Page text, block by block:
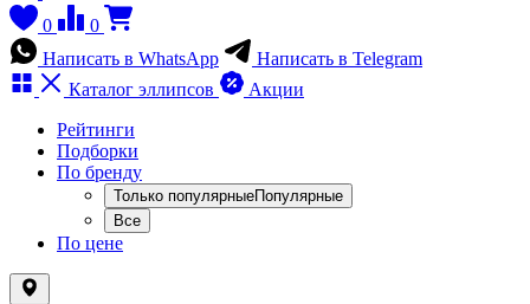
0
0
Написать в WhatsApp
Написать в Telegram
Каталог эллипсов
Акции
Рейтинги
Подборки
По бренду
Только популярныеПопулярные
Все
По цене